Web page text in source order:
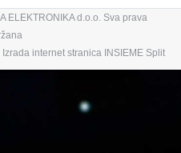
ELEKTRONIKA d.o.o. Sva prava
Izrada internet stranica INSIEME Split